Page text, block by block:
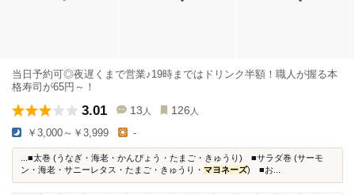
当日予約可◎夜遅くまで営業♪19時まではドリンク半額！職人が握る本
格寿司が65円～！
3.01 13 人 126 人
￥3,000～￥3,999 -
...■太巻 (うなぎ・海老・かんぴょう・たまご・きゅうり) ■サラダ巻 (サーモ
ン・海老・サニーレタス・たまご・きゅうり・ マヨネーズ) ■お...